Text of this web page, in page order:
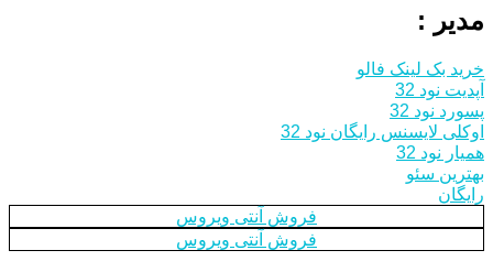
مدیر :
خرید بک لینک فالو
آپدیت نود 32
پسورد نود 32
اوکلی لایسنس رایگان نود 32
همیار نود 32
بهترین سئو
رایگان
فروش آنتی ویروس
فروش آنتی ویروس